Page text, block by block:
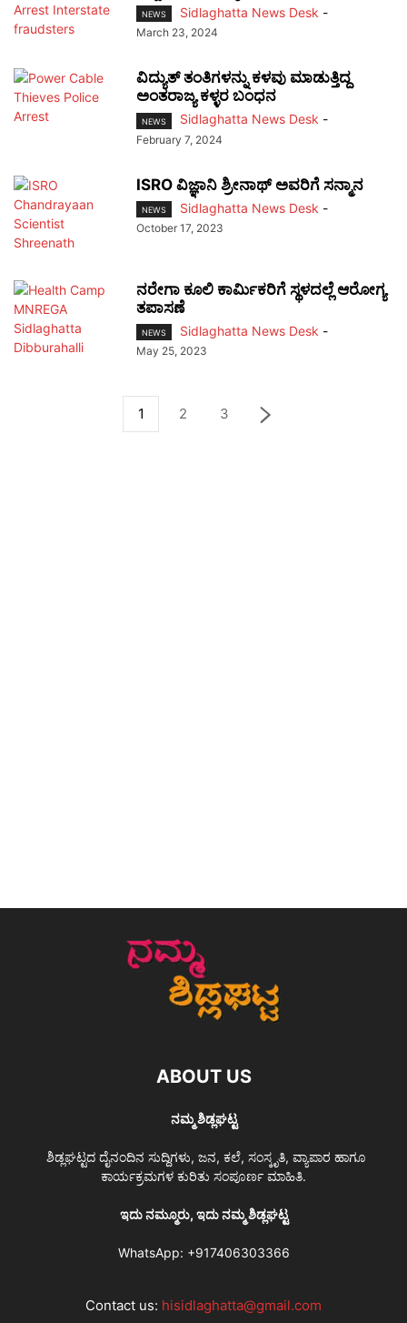
NEWS Sidlaghatta News Desk -
March 23, 2024
ವಿದ್ಯುತ್ ತಂತಿಗಳನ್ನು ಕಳವು ಮಾಡುತ್ತಿದ್ದ
ಅಂತರಾಜ್ಯ ಕಳ್ಳರ ಬಂಧನ
NEWS Sidlaghatta News Desk -
February 7, 2024
ISRO ವಿಜ್ಞಾನಿ ಶ್ರೀನಾಥ್ ಅವರಿಗೆ ಸನ್ಮಾನ
NEWS Sidlaghatta News Desk -
October 17, 2023
ನರೇಗಾ ಕೂಲಿ ಕಾರ್ಮಿಕರಿಗೆ ಸ್ಥಳದಲ್ಲೆ ಆರೋಗ್ಯ
ತಪಾಸಣೆ
NEWS Sidlaghatta News Desk -
May 25, 2023
1 2 3
ABOUT US
ನಮ್ಮ ಶಿಡ್ಲಘಟ್ಟ
ಶಿಡ್ಲಘಟ್ಟದ ದೈನಂದಿನ ಸುದ್ದಿಗಳು, ಜನ, ಕಲೆ, ಸಂಸ್ಕೃತಿ, ವ್ಯಾಪಾರ ಹಾಗೂ
ಕಾರ್ಯಕ್ರಮಗಳ ಕುರಿತು ಸಂಪೂರ್ಣ ಮಾಹಿತಿ.
ಇದು ನಮ್ಮೂರು, ಇದು ನಮ್ಮ ಶಿಡ್ಲಘಟ್ಟ
WhatsApp: +917406303366
Contact us: hisidlaghatta@gmail.com